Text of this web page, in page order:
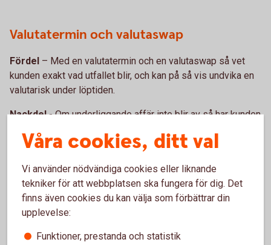
Valutatermin och valutaswap
Fördel – Med en valutatermin och en valutaswap så vet
kunden exakt vad utfallet blir, och kan på så vis undvika en
valutarisk under löptiden.
Nackdel- Om underliggande affär inte blir av så har kunden
förlust.
Köpt option
Fördel – Med en köpoption kan man tillgodoräkna sig
positiva kursrörelser vilket kan jämföras med en försäkring.
Skulle underliggande affär inte bli av så har kunden inga
Våra cookies, ditt val
Vi använder nödvändiga cookies eller liknande
tekniker för att webbplatsen ska fungera för dig. Det
finns även cookies du kan välja som förbättrar din
upplevelse:
Funktioner, prestanda och statistik